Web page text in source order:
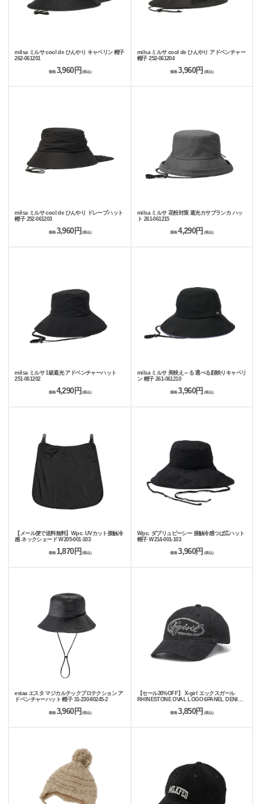
milsa ミルサ cool de ひんやり キャペリン 帽子
262-061201
価格 3,960円 (税込)
milsa ミルサ cool de ひんやり アドベンチャー
帽子 252-061204
価格3,960円 (税込)
milsa ミルサ cool de ひんやり ドレープハット
帽子 252-061203
価格 3,960円(税込)
milsa ミルサ 花粉対策 遮光カサブランカ ハッ
ト 261-061215
価格4,290円 (税込)
milsa ミルサ 1級遮光 アドベンチャーハット
251-061202
価格 4,290円 (税込)
milsa ミルサ 美映え～る 選べる顔映りキャペリ
ン 帽子 261-061210
価格3,960円 (税込)
【メール便で送料無料】Wpc. UVカット接触冷
感 ネックシェード W205-001-103
価格 1,870円 (税込)
Wpc. ダブリュピーシー 接触冷感つば広ハット
帽子 W214-001-103
価格3,960円 (税込)
estaa エスタ マジカルテックプロテクション ア
ドベンチャーハット 帽子 31-230-80245-2
価格 3,960円 (税込)
【セール30%OFF】 X-girl エックスガール
RHINESTONE OVAL LOGO 6PANEL DENIM
価格3,850円 (税込)